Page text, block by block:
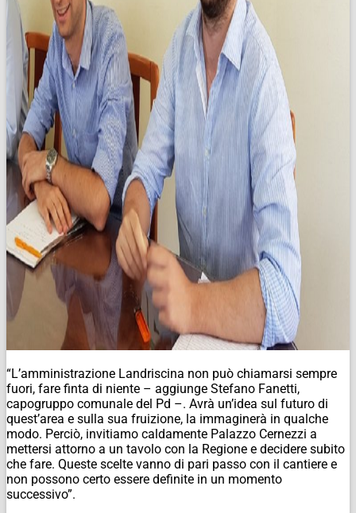
“L’amministrazione Landriscina non può chiamarsi sempre
fuori, fare finta di niente – aggiunge Stefano Fanetti,
capogruppo comunale del Pd –. Avrà un’idea sul futuro di
quest’area e sulla sua fruizione, la immaginerà in qualche
modo. Perciò, invitiamo caldamente Palazzo Cernezzi a
mettersi attorno a un tavolo con la Regione e decidere subito
che fare. Queste scelte vanno di pari passo con il cantiere e
non possono certo essere definite in un momento
successivo”.